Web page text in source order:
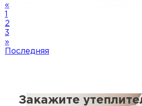
«
2
3
»
Последняя
Закажите